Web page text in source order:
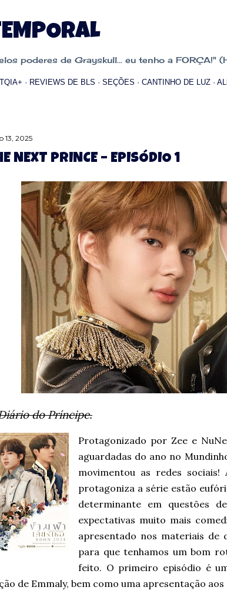
poderes de Grayskull... eu tenho a FORÇA!"
REVIEWS DE BLS SEÇÕES CANTINHO DE LUZ
13, 2025
NEXT PRINCE – EPISÓDIO 1
do Príncipe.
Protagonizado por Zee e
aguardadas do ano no
movimentou as redes
protagoniza a série estão
determinante em questões
expectativas muito mais
apresentado nos materiais de
para que tenhamos um bom
feito. O primeiro episódio é
de Emmaly, bem como uma apresentação